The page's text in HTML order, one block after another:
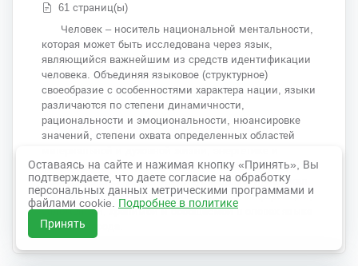
61 страниц(ы)
Человек – ноcитель национальной ментальности,
которая может быть исcледована через язык,
являющийся важнейшим из средств идентификации
человека. Объединяя языковое (структурное)
своеобразие с особенностями характера нации, языки
различаются по степени динамичности,
рациональности и эмоциональности, нюансировке
значений, степени охвата определенных облаcтей
фокусировке на определенных концептах [13; 35].
Исследователей различных наук издавна привлекал
вопрос соотношения культуры народа и информации,
заложенной, хранимой и сообщаемой в словах языка
данного народа.
Оставаясь на сайте и нажимая кнопку «Принять», Вы
подтверждаете, что даете согласие на обработку
персональных данных метрическими программами и
файлами cookie. Подробнее в политике
Принять